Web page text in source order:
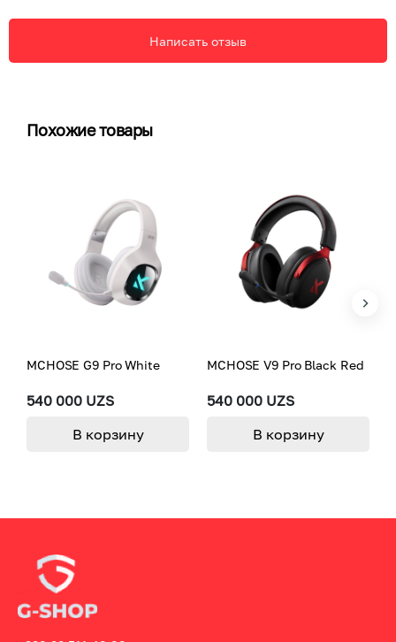
Написать отзыв
Похожие товары
540 000 UZS
MCHOSE G9 Pro White
В корзину
540 000 UZS
MCHOSE V9 Pro Black Red
В корзину